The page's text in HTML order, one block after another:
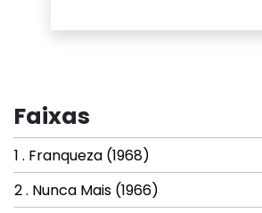
Faixas
1 . Franqueza (1968)
2 . Nunca Mais (1966)